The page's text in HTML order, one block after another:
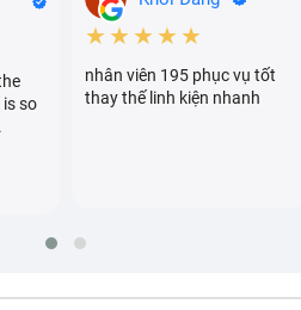
đắt tiền. Bạn cần dựa trên
so
★★★★★
nhân viên 195 phục vụ tốt
thay thế linh kiện nhanh